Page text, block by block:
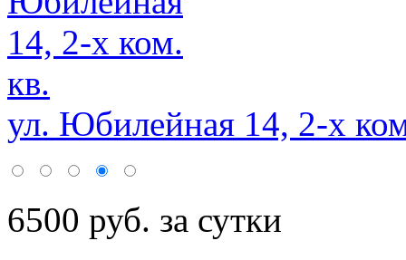
ул. Юбилейная 14, 2-х
6500 руб. за сутки